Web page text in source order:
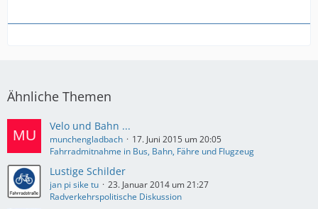
Ähnliche Themen
Velo und Bahn ...
munchengladbach
17. Juni 2015 um 20:05
Fahrradmitnahme in Bus, Bahn, Fähre und Flugzeug
Lustige Schilder
jan pi sike tu
23. Januar 2014 um 21:27
Radverkehrspolitische Diskussion